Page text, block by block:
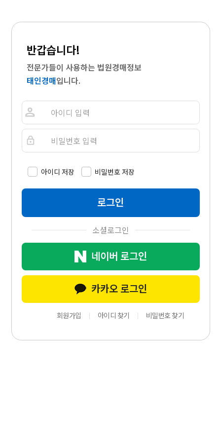
반갑습니다!
전문가들이 사용하는 법원경매정보
태인경매입니다.
아이디 저장 비밀번호 저장
로그인
소셜로그인
네이버 로그인
카카오 로그인
회원가입 아이디 찾기 비밀번호 찾기